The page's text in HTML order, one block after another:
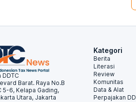
DDTC
Barat. Raya No.B
5-6, Kelapa Gading,
Utara, Jakarta
Kategori
Berita
Literasi
Review
Komunitas
Data & Alat
Perpajakan